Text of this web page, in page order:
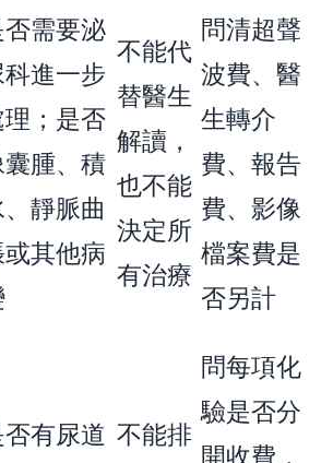
需要泌
科進一步
理；是否
腫、積
靜脈曲
其他病
不能代
替醫生
解讀，
也不能
決定所
有治療
問清超聲
波費、醫
生轉介
費、報告
費、影像
檔案費是
否另計
有尿道 不能排
問每項化
驗是否分
開收費，